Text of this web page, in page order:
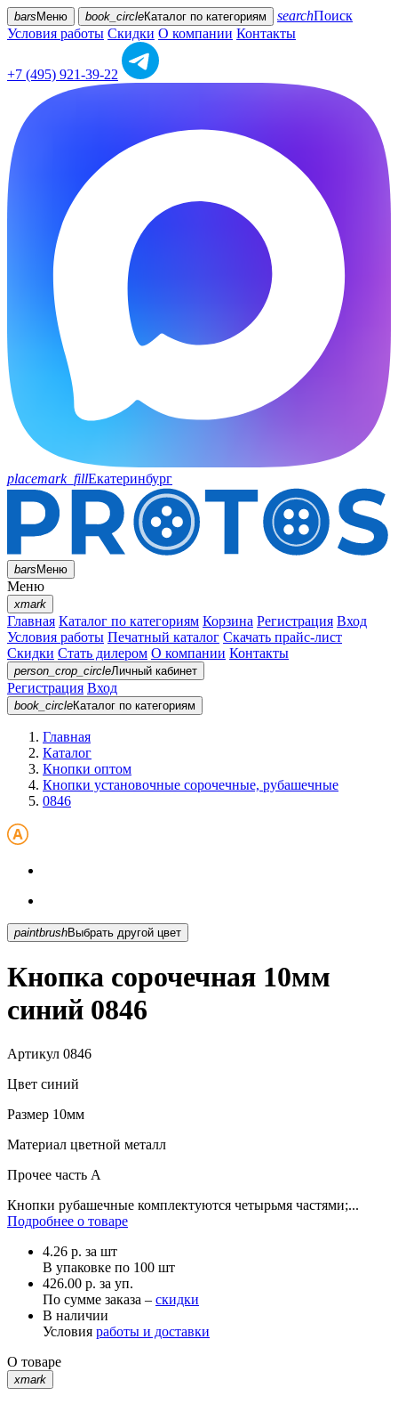
bars Меню book_circleКаталог по категориям searchПоиск
Условия работы Скидки О компании Контакты
+7 (495) 921-39-22
placemark_fillЕкатеринбург
barsМеню
Меню
xmark
Главная Каталог по категориям Корзина Регистрация Вход
Условия работы Печатный каталог Скачать прайс-лист
Скидки Стать дилером О компании Контакты
person_crop_circleЛичный кабинет
Регистрация Вход
book_circleКаталог по категориям
Главная
Каталог
Кнопки оптом
Кнопки установочные сорочечные, рубашечные
0846
paintbrush Выбрать другой цвет
Кнопка сорочечная 10мм
синий 0846
Артикул 0846
Цвет синий
Размер 10мм
Материал цветной металл
Прочее часть A
Кнопки рубашечные комплектуются четырьмя частями;...
Подробнее о товаре
4.26 р. за шт
В упаковке по 100 шт
426.00 р. за уп.
По сумме заказа – скидки
В наличии
Условия работы и доставки
О товаре
xmark